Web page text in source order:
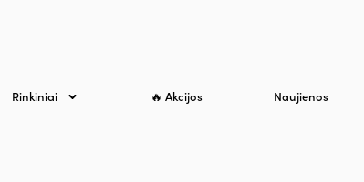
Rinkiniai 🔥 Akcijos Naujienos